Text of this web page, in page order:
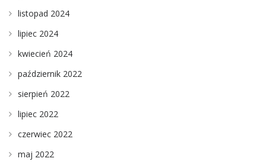
listopad 2024
lipiec 2024
kwiecień 2024
październik 2022
sierpień 2022
lipiec 2022
czerwiec 2022
maj 2022